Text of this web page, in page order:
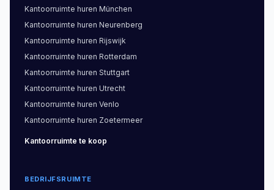
Kantoorruimte huren München
Kantoorruimte huren Neurenberg
Kantoorruimte huren Rijswijk
Kantoorruimte huren Rotterdam
Kantoorruimte huren Stuttgart
Kantoorruimte huren Utrecht
Kantoorruimte huren Venlo
Kantoorruimte huren Zoetermeer
Kantoorruimte te koop
BEDRIJFSRUIMTE